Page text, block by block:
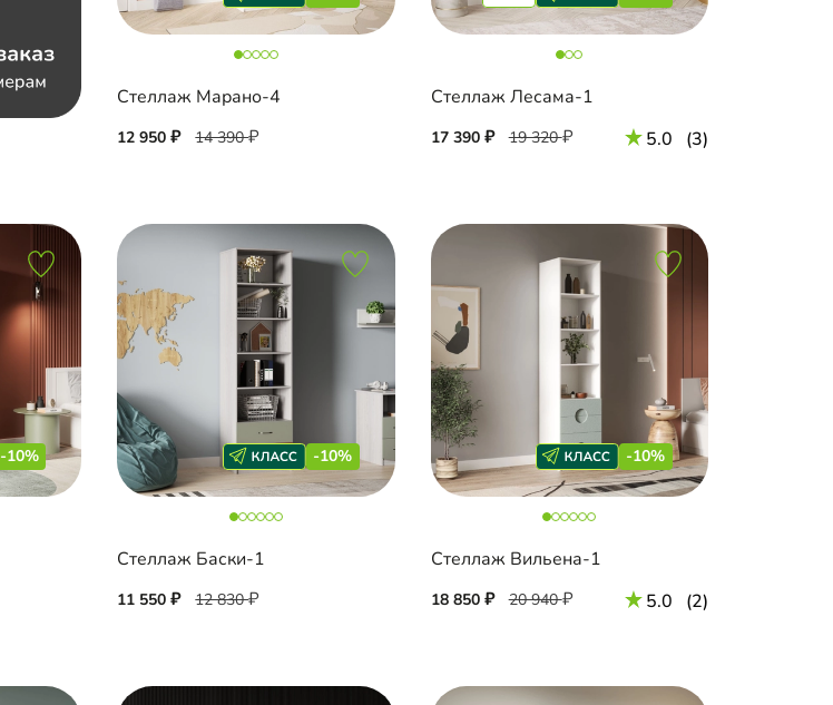
Стеллаж Марано-4
12 950 14 390
Стеллаж Лесама-1
17 390 19 320 5.0 (3)
-10% -10%
Стеллаж Баски-1
11 550 12 830
-10%
Стеллаж Вильена-1
18 850 20 940 5.0 (2)